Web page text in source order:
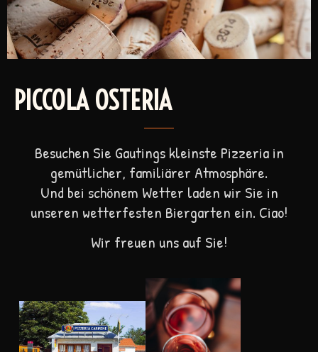
PICCOLA OSTERIA
Besuchen Sie Gautings kleinste Pizzeria in
gemütlicher, familiärer Atmosphäre.
Und bei schönem Wetter laden wir Sie in
unseren wetterfesten Biergarten ein. Ciao!
Wir freuen uns auf Sie!